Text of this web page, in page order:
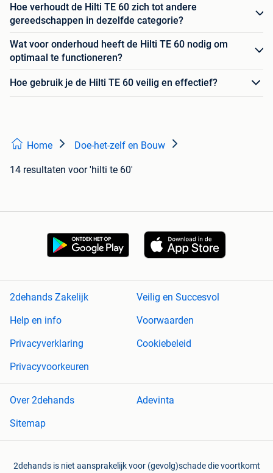
Hoe verhoudt de Hilti TE 60 zich tot andere
gereedschappen in dezelfde categorie?
Wat voor onderhoud heeft de Hilti TE 60 nodig om
optimaal te functioneren?
Hoe gebruik je de Hilti TE 60 veilig en effectief?
Home Doe-het-zelf en Bouw
14 resultaten voor 'hilti te 60'
2dehands Zakelijk
Veilig en Succesvol
Help en info
Voorwaarden
Privacyverklaring
Cookiebeleid
Privacyvoorkeuren
Over 2dehands
Adevinta
Sitemap
2dehands is niet aansprakelijk voor (gevolg)schade die voortkomt